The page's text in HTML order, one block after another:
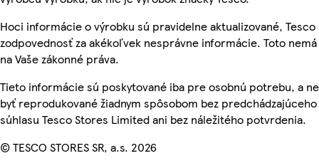
Hoci informácie o výrobku sú pravidelne aktualizované, Tesco
zodpovednosť za akékoľvek nesprávne informácie. Toto
na Vaše zákonné práva.
Tieto informácie sú poskytované iba pre osobnú potrebu, a
byť reprodukované žiadnym spôsobom bez predchádzajúceho
súhlasu Tesco Stores Limited ani bez náležitého potvrdenia.
© TESCO STORES SR, a.s. 2026